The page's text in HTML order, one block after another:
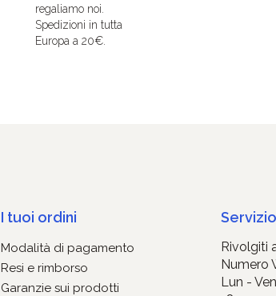
regaliamo noi.
Spedizioni in tutta
Europa a 20€.
I tuoi ordini
Modalità di pagamento
Resi e rimborso
Garanzie sui prodotti
Rivolgiti
Numero
Lun -